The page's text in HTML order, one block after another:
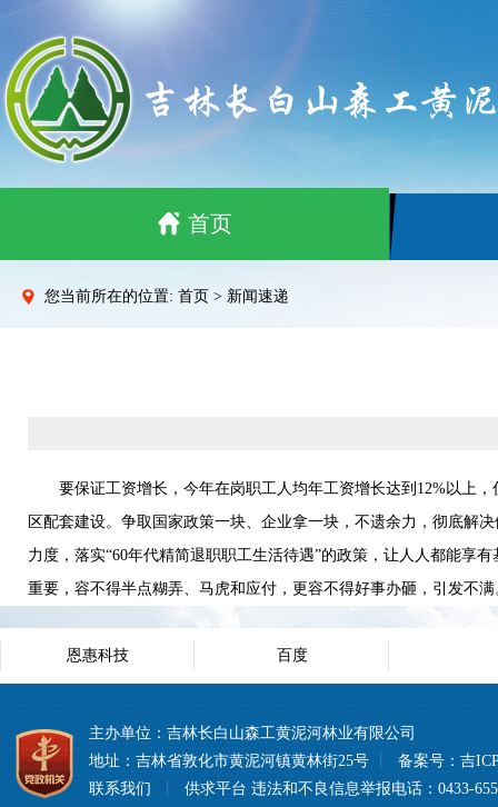
首页
您当前所在的位置: 首页 > 新闻速递
要保证工资增长，今年在岗职工人均年工资增长达到12%以上，
区配套建设。争取国家政策一块、企业拿一块，不遗余力，彻底解
力度，落实“60年代精简退职职工生活待遇”的政策，让人人都能享
重要，容不得半点糊弄、马虎和应付，更容不得好事办砸，引发不
恩惠科技 百度
主办单位：吉林长白山森工黄泥河林业有限公司
地址：吉林省敦化市黄泥河镇黄林街25号
备案号： 吉
联系我们
供求平台 违法和不良信息举报电话：0433-